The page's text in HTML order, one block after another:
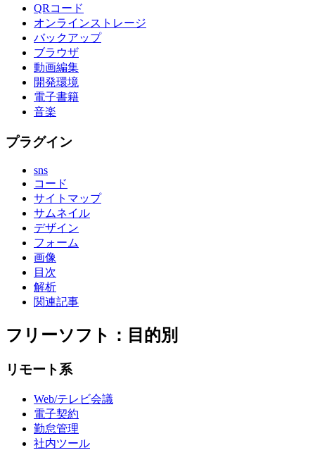
QRコード
オンラインストレージ
バックアップ
ブラウザ
動画編集
開発環境
電子書籍
音楽
プラグイン
sns
コード
サイトマップ
サムネイル
デザイン
フォーム
画像
目次
解析
関連記事
フリーソフト：目的別
リモート系
Web/テレビ会議
電子契約
勤怠管理
社内ツール